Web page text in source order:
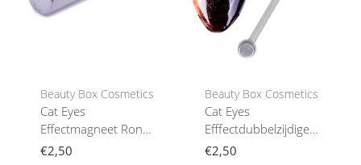
Beauty Box Cosmetics
Cat Eyes
Effectmagneet Rond ,
Loop9D
€2,50
Beauty Box Cosmetics
Cat Eyes
Efffectdubbelzijdige
Magneetnailart
€2,50